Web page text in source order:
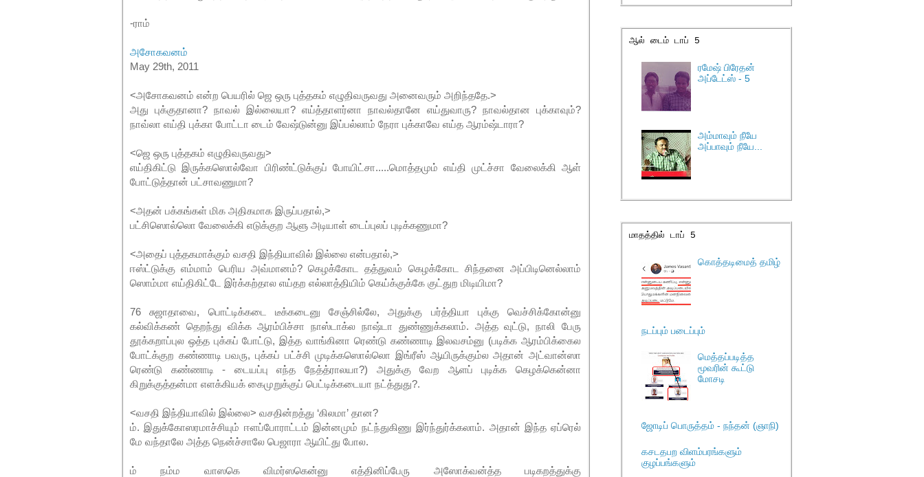
-ராம்
அசோகவனம்
May 29th, 2011
<அசோகவனம் என்ற பெயரில் ஜெ ஒரு புத்தகம் எழுதிவருவது அனைவரும் அறிந்ததே.>
அது புக்குதானா? நாவல் இல்லையா? எய்த்தாளர்னா நாவல்தானே எய்துவாரு? நாவல்தான புக்காவும்?
நாவ்லா எய்தி புக்கா போட்டா டைம் வேஷ்டுன்னு இப்பல்லாம் நேரா புக்காவே எய்த ஆரம்ஷ்டாரா?
<ஜெ ஒரு புத்தகம் எழுதிவருவது>
எய்திகிட்டு இருக்கஸொல்வோ பிரிண்ட்டுக்குப் போயிட்சா.....மொத்தமும் எய்தி முட்ச்சா வேலைக்கி ஆள்
போட்டுத்தான் பட்சாவணுமா?
<அதன் பக்கங்கள் மிக அதிகமாக இருப்பதால்,>
பட்சிஸொல்லொ வேலைக்கி எடுக்குற ஆளு அடியாள் டைப்புலப் புடிக்கணுமா?
<அதைப் புத்தகமாக்கும் வசதி இந்தியாவில் இல்லை என்பதால்,>
ஈஸ்ட்டுக்கு எம்மாம் பெரிய அவ்மானம்? கெழக்கோட தத்துவம் கெழக்கோட சிந்தனை அப்பிடினெல்லாம்
ஸொம்மா எய்திகிட்டே இர்க்கற்தால எய்தற எல்லாத்தியிம் கெய்க்குக்கே குட்துற மிடியிமா?
76 சுஜாதாவை, பொட்டிக்கடை டீக்கடைனு சேஞ்சில்லே, அதுக்கு பர்த்தியா புக்கு வெச்சிக்கோன்னு
கல்விக்கண் தெறந்து விக்க ஆரம்பிச்சா நாஸ்டாக்ல நாஷ்டா துண்ணுக்கலாம். அத்த வுட்டு, நாலி பேரு
தூக்கறாப்புல ஒத்த புக்கப் போட்டு, இத்த வாங்கினா ரெண்டு கண்ணாடி இலவசம்னு (படிக்க ஆரம்பிக்கைல
போட்க்குற கண்ணாடி பவரு, புக்கப் பட்ச்சி முடிக்கஸொல்லொ இங்ரீஸ் ஆயிருக்கும்ல அதான் அட்வான்ஸா
ரெண்டு கண்ணாடி - டையப்பு எந்த நேத்த்ராலயா?) அதுக்கு வேற ஆளப் புடிக்க கெழக்கென்னா
கிறுக்குத்தன்மா எளக்கியக் கைமுறுக்குப் பெட்டிக்கடையா நட்த்துது?.
<வசதி இந்தியாவில் இல்லை> வசதின்றத்து ‘கிலமா’ தான?
ம். இதுக்கோஸரமாச்சியும் ஈளப்போராட்டம் இன்னமும் நட்ந்துகிணு இர்ந்துர்க்கலாம். அதான் இந்த ஏப்ரெல்
மே வந்தாலே அத்த நென்ச்சாலே பெஜாரா ஆயிட்து போல.
ம் நம்ம வாஸகெ விமர்ஸகென்னு எத்தினிப்பேரு அஸோக்வன்த்த படிகறத்துக்கு
ஆல் டைம் டாப் 5
ரமேஷ் பிரேதன்
அப்டேட்ஸ் - 5
அம்மாவும் நீயே
அப்பாவும் நீயே...
மாதத்தில் டாப் 5
கொத்தடிமைத் தமிழ்
நடப்பும் படைப்பும்
மெத்தப்படித்த
மூவரின் கூட்டு
மோசடி
ஜோடிப் பொருத்தம் - நந்தன் (ஞாநி)
கசடதபற விளம்பரங்களும்
குழப்பங்களும்